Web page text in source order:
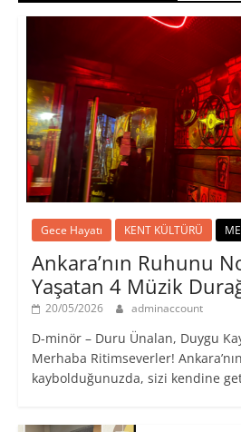
Gece Hayatı KENT KÜLTÜRÜ
Ankara’nın Ruhunu
Yaşatan 4 Müzik
20/05/2026 adminaccount
D-minör – Duru Ünalan, Duygu
Merhaba Ritimseverler!
kaybolduğunuzda, sizi kendine